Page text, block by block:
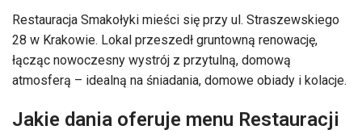
Restauracja Smakołyki mieści się przy ul. Straszewskiego
28 w Krakowie. Lokal przeszedł gruntowną renowację,
łącząc nowoczesny wystrój z przytulną, domową
atmosferą – idealną na śniadania, domowe obiady i kolacje.
Jakie dania oferuje menu Restauracji